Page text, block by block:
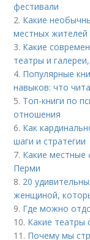
фестивали
2. Какие
местных жителей
3. Какие
театры и
4. Популярные
навыков: что
5. Топ-книги по
отношения
6. Как
шаги и стратегии
7. Какие местные
Перми
8. 20
женщиной,
9. Где можно
10. Какие театры
11. Почему мы